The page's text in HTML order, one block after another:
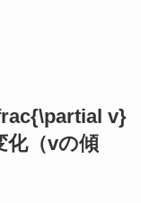
v}
（vの傾